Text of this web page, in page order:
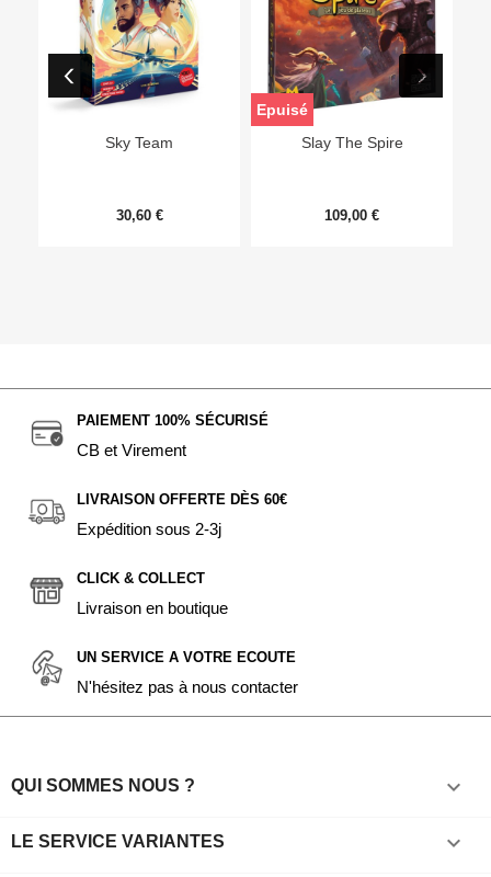
Sky Team
30,60 €
Slay The Spire
109,00 €
Epuisé
PAIEMENT 100% SÉCURISÉ
CB et Virement
LIVRAISON OFFERTE DÈS 60€
Expédition sous 2-3j
CLICK & COLLECT
Livraison en boutique
UN SERVICE A VOTRE ECOUTE
N'hésitez pas à nous contacter
QUI SOMMES NOUS ? 
LE SERVICE VARIANTES 